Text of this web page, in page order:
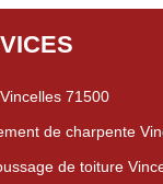
71500
de charpente
de toiture